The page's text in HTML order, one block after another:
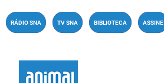
paraRÁDIO SNA TV SNA BIBLIOTECA ASSINE